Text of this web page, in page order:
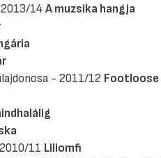
14 A muzsika hangja
- 2011/12 Footloose
11 Liliomfi